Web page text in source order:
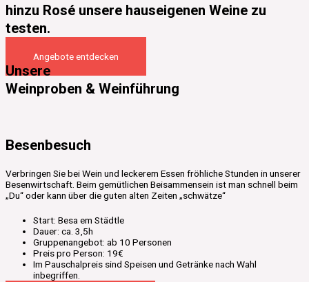
hinzu Rosé unsere hauseigenen Weine zu
testen.
Angebote entdecken
Unsere
Weinproben & Weinführung
Besenbesuch
Verbringen Sie bei Wein und leckerem Essen fröhliche Stunden in unserer
Besenwirtschaft. Beim gemütlichen Beisammensein ist man schnell beim
„Du“ oder kann über die guten alten Zeiten „schwätze“
Start: Besa em Städtle
Dauer: ca. 3,5h
Gruppenangebot: ab 10 Personen
Preis pro Person: 19€
Im Pauschalpreis sind Speisen und Getränke nach Wahl
inbegriffen.